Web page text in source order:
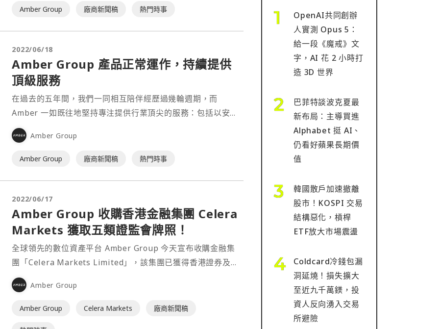
產安全。 Amber Group 現已為其錢包基礎設施配置了一系列
Amber Group 廠商新聞稿 熱門時事
2022/06/18
Amber Group 產品正常運作，持續提供
頂級服務
在過去的五年間，我們一同相互陪伴經歷過幾輪週期，而
Amber 一如既往地堅持專注提供行業頂尖的服務：包括以安
全、合規、風控為根基的各類交易、託管、對沖、資管服務。
儘管在過去兩年間，加密貨幣的信用市場在規模上有了巨大的
增長，我們並未涉足這一加密貨幣的信貸領域。直至今天，我
Amber Group
Amber Group 廠商新聞稿 熱門時事
2022/06/17
Amber Group 收購香港金融集團 Celera
Markets 獲取五類證監會牌照！
全球領先的數位資產平台 Amber Group 今天宣布收購金融集
團「Celera Markets Limited」，該集團已獲得香港證券及
期貨事務監察委員會（證監會，SFC）多類牌照許可。此次收
購對 Amber Group 來說是一個重要的里程碑，因為它持續致
力於增強其產品組合，以彌合全球傳統金融與數位金融之間的
Amber Group
Amber Group Celera Markets 廠商新聞稿
OpenAI共同創辦
人實測 Opus 5：
給一段《魔戒》文
字，AI 花 2 小時打
造 3D 世界
巴菲特談波克夏最
新布局：主導買進
Alphabet 挺 AI、
仍看好蘋果長期價
值
韓國散戶加速撤離
股市！KOSPI 交易
結構惡化，槓桿
ETF放大市場震盪
Coldcard冷錢包漏
洞延燒！損失擴大
至近九千萬鎂，投
資人反向湧入交易
所避險